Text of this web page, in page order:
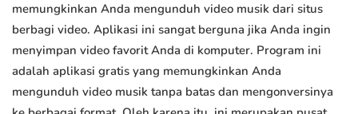
memungkinkan Anda mengunduh video musik dari situs
berbagi video. Aplikasi ini sangat berguna jika Anda ingin
menyimpan video favorit Anda di komputer. Program ini
adalah aplikasi gratis yang memungkinkan Anda
mengunduh video musik tanpa batas dan mengonversinya